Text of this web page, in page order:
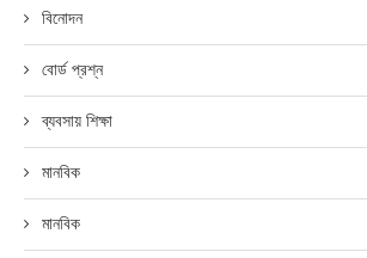
বিনোদন
বোর্ড প্রশ্ন
ব্যবসায় শিক্ষা
মানবিক
মানবিক